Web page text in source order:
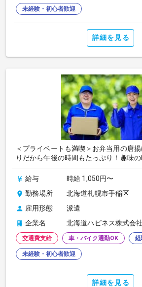
未経験・初心者歓迎
詳細を見る
＜プライベートも満喫＞お弁当用の唐
りだから午後の時間もたっぷり！趣味
給与
時給 1,050円〜
勤務場所
北海道札幌市手稲区
雇用形態
派遣
企業名
北海道ハピネス株式会社
交通費支給 車・バイク通勤OK 経
未経験・初心者歓迎
詳細を見る